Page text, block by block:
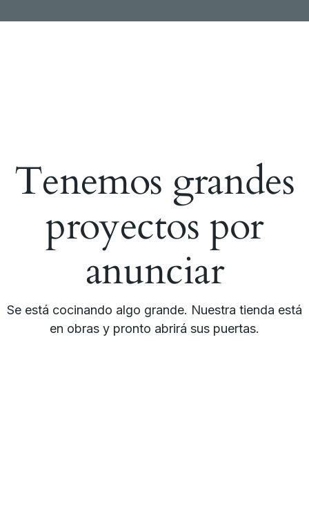
Tenemos grandes
proyectos por
anunciar
Se está cocinando algo grande. Nuestra tienda está
en obras y pronto abrirá sus puertas.